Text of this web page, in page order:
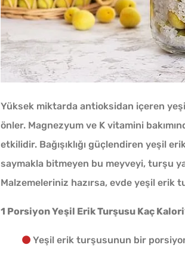
Yüksek miktarda antioksidan içeren
önler. Magnezyum ve K vitamini
etkilidir. Bağışıklığı güçlendiren yeşil
saymakla bitmeyen bu meyveyi, turşu
Malzemeleriniz hazırsa, evde yeşil erik
1 Porsiyon Yeşil Erik Turşusu Kaç
Yeşil erik turşusunun bir